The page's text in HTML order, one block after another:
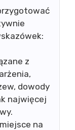
z
dowody
najwięcej
na